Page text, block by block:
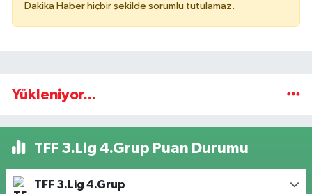
Dakika Haber hiçbir şekilde sorumlu tutulamaz.
Yükleniyor...
TFF 3.Lig 4.Grup Puan Durumu
TFF 3.Lig 4.Grup